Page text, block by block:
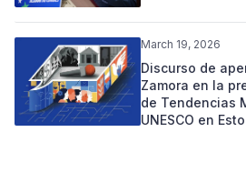
March 19, 2026
Discurso de
Zamora en la
de Tendencias
UNESCO en